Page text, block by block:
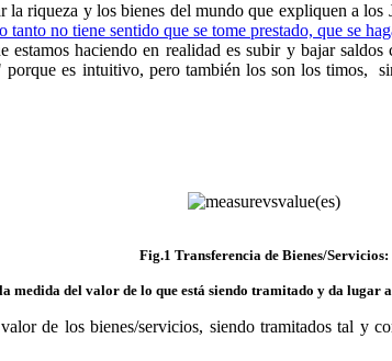
la riqueza y los bienes del mundo que expliquen a
no tiene sentido que se tome prestado, que se
haciendo en realidad es subir y bajar
es intuitivo, pero también los son los timos,
Fig.1 Transferencia de Bienes/Servicios:
medida del valor de lo que está siendo tramitado y da lugar
de los bienes/servicios, siendo tramitados tal y